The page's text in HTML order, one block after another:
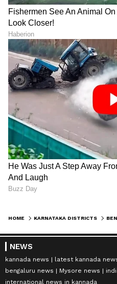
HOME KARNATAKA DISTRICTS
NEWS
kannada news latest kannada
bengaluru news
Mysore news
international news in kannada